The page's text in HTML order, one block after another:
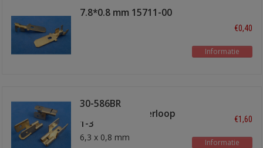
7.8*0.8 mm 15711-00
€0,40
Informatie
30-586BR
schuifstekker verloop
1-3
6,3 x 0,8 mm
€1,60
Informatie